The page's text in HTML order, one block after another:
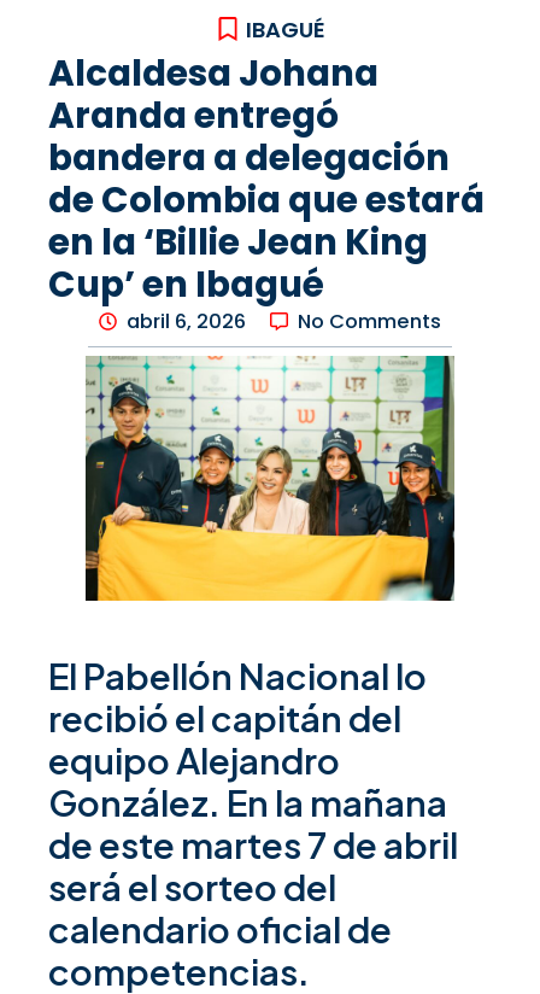
IBAGUÉ
Alcaldesa Johana
Aranda entregó
bandera a delegación
de Colombia que estará
en la ‘Billie Jean King
Cup’ en Ibagué
abril 6, 2026 No Comments
El Pabellón Nacional lo
recibió el capitán del
equipo Alejandro
González. En la mañana
de este martes 7 de abril
será el sorteo del
calendario oficial de
competencias.